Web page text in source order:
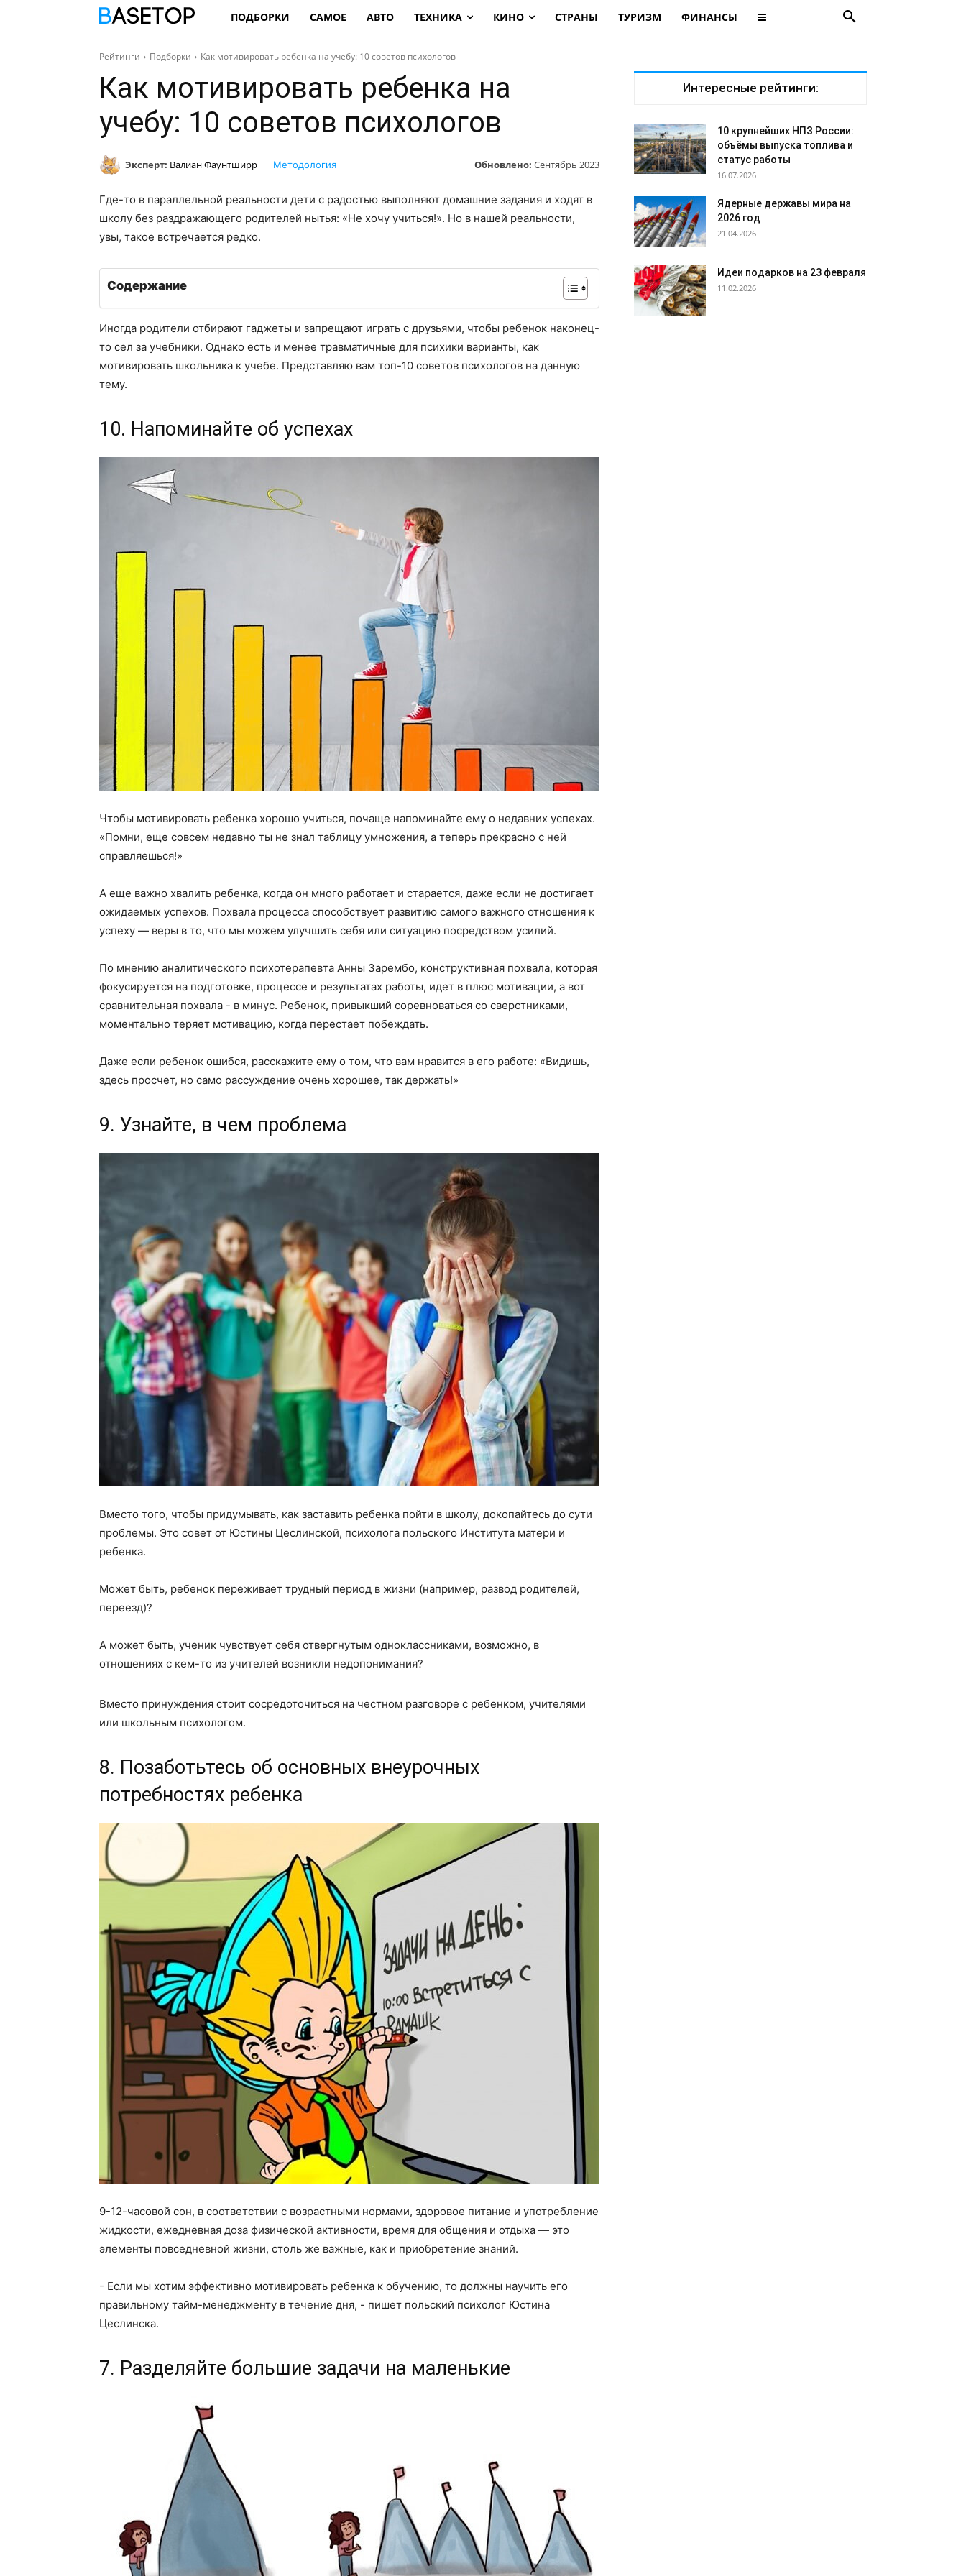
ПОДБОРКИ САМОЕ АВТО ТЕХНИКА КИНО СТРАНЫ ТУРИЗМ ФИНАНСЫ
Рейтинги Подборки Как мотивировать ребенка на учебу: 10 советов психологов
Как мотивировать ребенка на
учебу: 10 советов психологов
Эксперт: Валиан Фаунтширр Обновлено: Сентябрь 2023
Методология
Где-то в параллельной реальности дети с радостью выполняют домашние задания и ходят в
школу без раздражающего родителей нытья: «Не хочу учиться!». Но в нашей реальности,
увы, такое встречается редко.
Содержание
Иногда родители отбирают гаджеты и запрещают играть с друзьями, чтобы ребенок наконец-
то сел за учебники. Однако есть и менее травматичные для психики варианты, как
мотивировать школьника к учебе. Представляю вам топ-10 советов психологов на данную
тему.
10. Напоминайте об успехах
Чтобы мотивировать ребенка хорошо учиться, почаще напоминайте ему о недавних успехах.
«Помни, еще совсем недавно ты не знал таблицу умножения, а теперь прекрасно с ней
справляешься!»
А еще важно хвалить ребенка, когда он много работает и старается, даже если не достигает
ожидаемых успехов. Похвала процесса способствует развитию самого важного отношения к
успеху — веры в то, что мы можем улучшить себя или ситуацию посредством усилий.
По мнению аналитического психотерапевта Анны Зарембо, конструктивная похвала, которая
фокусируется на подготовке, процессе и результатах работы, идет в плюс мотивации, а вот
сравнительная похвала - в минус. Ребенок, привыкший соревноваться со сверстниками,
моментально теряет мотивацию, когда перестает побеждать.
Даже если ребенок ошибся, расскажите ему о том, что вам нравится в его работе: «Видишь,
здесь просчет, но само рассуждение очень хорошее, так держать!»
9. Узнайте, в чем проблема
Вместо того, чтобы придумывать, как заставить ребенка пойти в школу, докопайтесь до сути
проблемы. Это совет от Юстины Цеслинской, психолога польского Института матери и
ребенка.
Может быть, ребенок переживает трудный период в жизни (например, развод родителей,
переезд)?
А может быть, ученик чувствует себя отвергнутым одноклассниками, возможно, в
отношениях с кем-то из учителей возникли недопонимания?
Вместо принуждения стоит сосредоточиться на честном разговоре с ребенком, учителями
или школьным психологом.
8. Позаботьтесь об основных внеурочных
потребностях ребенка
9-12-часовой сон, в соответствии с возрастными нормами, здоровое питание и употребление
жидкости, ежедневная доза физической активности, время для общения и отдыха — это
элементы повседневной жизни, столь же важные, как и приобретение знаний.
- Если мы хотим эффективно мотивировать ребенка к обучению, то должны научить его
правильному тайм-менеджменту в течение дня, - пишет польский психолог Юстина
Цеслинска.
7. Разделяйте большие задачи на маленькие
Интересные рейтинги:
10 крупнейших НПЗ России:
объёмы выпуска топлива и
статус работы
16.07.2026
Ядерные державы мира на
2026 год
21.04.2026
Идеи подарков на 23 февраля
11.02.2026